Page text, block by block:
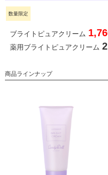
数量限定
ブライトピュアクリーム
薬用ブライトピュアクリーム
商品ラインナップ